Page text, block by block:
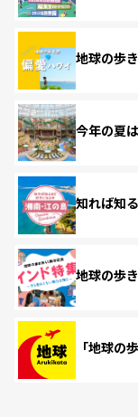
地球の歩
今年の夏
知れば知
地球の歩
「地球の